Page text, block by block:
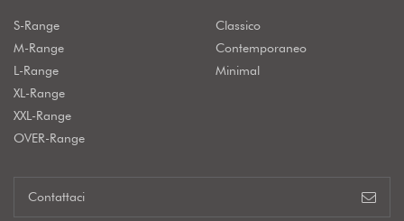
S-Range
M-Range
L-Range
XL-Range
XXL-Range
OVER-Range
Classico
Contemporaneo
Minimal
Contattaci